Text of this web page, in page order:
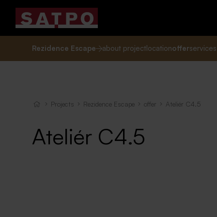
Rezidence Escape about projectlocationoffer
Projects Rezidence Escape offer Ateliér C4.5
Ateliér C4.5